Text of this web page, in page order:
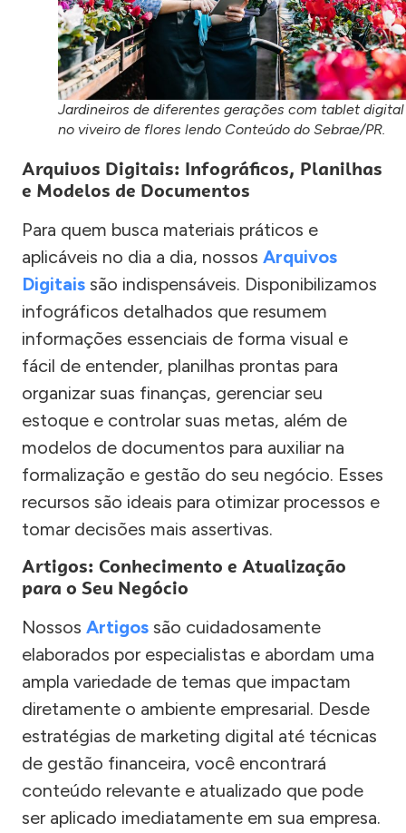
Jardineiros de diferentes gerações com tablet digital
no viveiro de flores lendo Conteúdo do Sebrae/PR.
Arquivos Digitais: Infográficos, Planilhas
e Modelos de Documentos
Para quem busca materiais práticos e
aplicáveis no dia a dia, nossos Arquivos
Digitais são indispensáveis. Disponibilizamos
infográficos detalhados que resumem
informações essenciais de forma visual e
fácil de entender, planilhas prontas para
organizar suas finanças, gerenciar seu
estoque e controlar suas metas, além de
modelos de documentos para auxiliar na
formalização e gestão do seu negócio. Esses
recursos são ideais para otimizar processos e
tomar decisões mais assertivas.
Artigos: Conhecimento e Atualização
para o Seu Negócio
Nossos Artigos são cuidadosamente
elaborados por especialistas e abordam uma
ampla variedade de temas que impactam
diretamente o ambiente empresarial. Desde
estratégias de marketing digital até técnicas
de gestão financeira, você encontrará
conteúdo relevante e atualizado que pode
ser aplicado imediatamente em sua empresa.